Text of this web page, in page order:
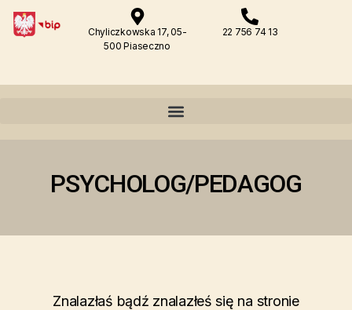
Chyliczkowska 17, 05-
500 Piaseczno
22 756 74 13
PSYCHOLOG/PEDAGOG
Znalazłaś bądź znalazłeś się na stronie